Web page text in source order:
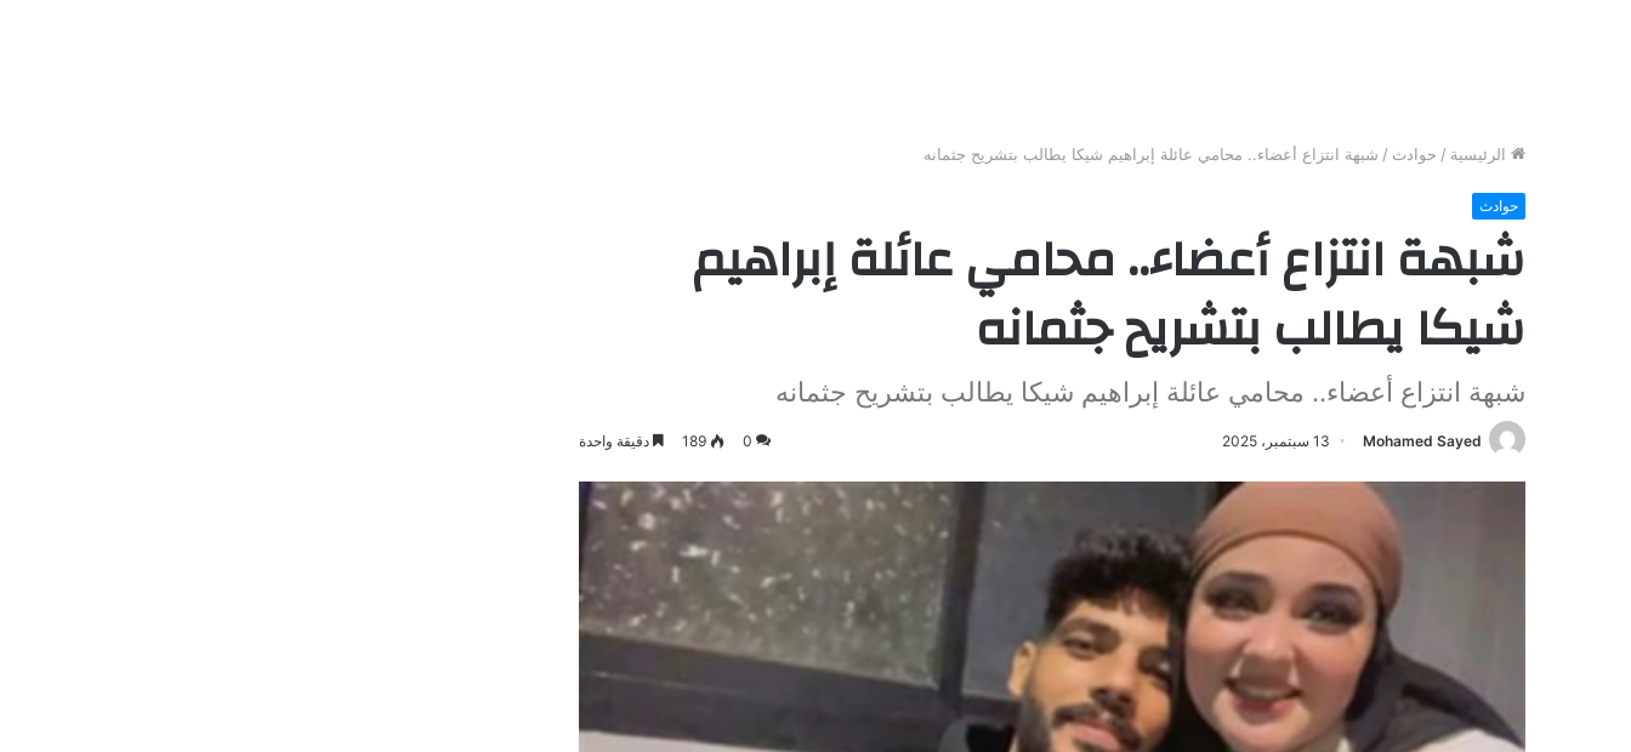
الرئيسية / حوادث / شبهة انتزاع أعضاء.. محامي عائلة إبراهيم شيكا يطالب بتشريح جثمانه
حوادث
شبهة انتزاع أعضاء.. محامي عائلة إبراهيم
شيكا يطالب بتشريح جثمانه
شبهة انتزاع أعضاء.. محامي عائلة إبراهيم شيكا يطالب بتشريح جثمانه
Mohamed Sayed 13 سبتمبر، 2025 0
189 دقيقة واحدة